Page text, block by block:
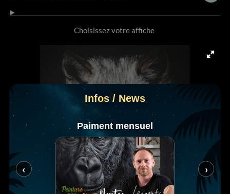
Choisissez votre affiche
Infos / News
‹
Paiment mensuel
›